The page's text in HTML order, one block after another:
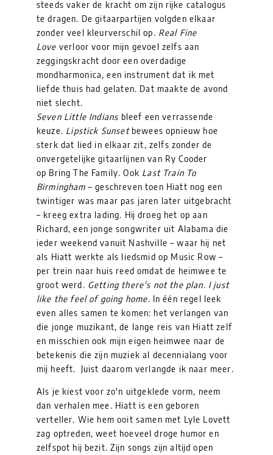
steeds vaker de kracht om zijn rijke catalogus
te dragen. De gitaarpartijen volgden elkaar
zonder veel kleurverschil op. Real Fine
Love verloor voor mijn gevoel zelfs aan
zeggingskracht door een overdadige
mondharmonica, een instrument dat ik met
liefde thuis had gelaten. Dat maakte de avond
niet slecht.
Seven Little Indians bleef een verrassende
keuze. Lipstick Sunsetbewees opnieuw hoe
sterk dat lied in elkaar zit, zelfs zonder de
onvergetelijke gitaarlijnen van Ry Cooder
op Bring The Family. Ook Last Train To
Birmingham – geschreven toen Hiatt nog een
twintiger was maar pas jaren later uitgebracht
– kreeg extra lading. Hij droeg het op aan
Richard, een jonge songwriter uit Alabama die
ieder weekend vanuit Nashville – waar hij net
als Hiatt werkte als liedsmid op Music Row –
per trein naar huis reed omdat de heimwee te
groot werd. Getting there's not the plan. I just
like the feel of going home. In één regel leek
even alles samen te komen: het verlangen van
die jonge muzikant, de lange reis van Hiatt zelf
en misschien ook mijn eigen heimwee naar de
betekenis die zijn muziek al decennialang voor
mij heeft. Juist daarom verlangde ik naar meer.
Als je kiest voor zo'n uitgeklede vorm, neem
dan verhalen mee. Hiatt is een geboren
verteller. Wie hem ooit samen met Lyle Lovett
zag optreden, weet hoeveel droge humor en
zelfspot hij bezit. Zijn songs zijn altijd open